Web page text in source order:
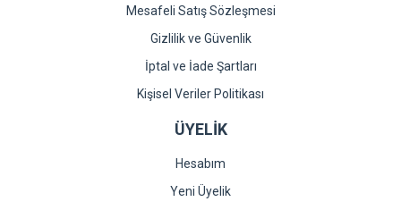
Mesafeli Satış Sözleşmesi
Gizlilik ve Güvenlik
İptal ve İade Şartları
Kişisel Veriler Politikası
ÜYELİK
Hesabım
Yeni Üyelik